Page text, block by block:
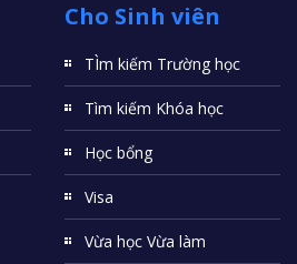
Cho Sinh viên
TÌm kiếm Trường học
Tìm kiếm Khóa học
Học bổng
Visa
Vừa học Vừa làm